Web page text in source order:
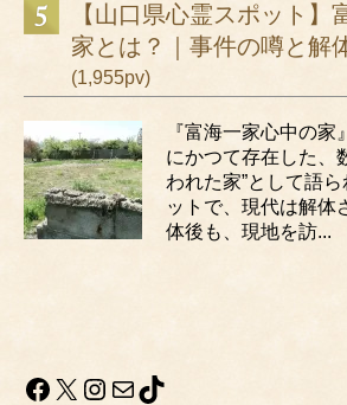
【山口県心霊スポット】
家とは？｜事件の噂と解
(1,955pv)
『富海一家心中の
にかつて存在した、
われた家”として語
ットで、現代は解体
体後も、現地を訪...
Facebook
X Instagram
メールTikTok